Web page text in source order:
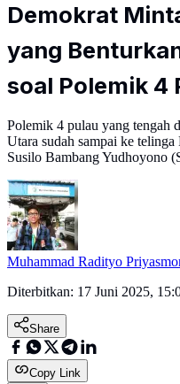
Demokrat
yang
soal Polemik 4
Polemik 4 pulau yang tengah
Utara sudah sampai ke
Susilo Bambang Yudhoyono
Muhammad Radityo
Diterbitkan: 17 Juni 2025,
Share
Copy Link